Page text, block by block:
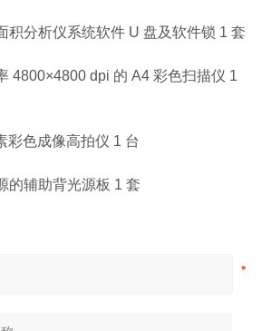
分析仪系统软件 U 盘及软件锁 1 套
dpi 的 A4 彩色扫描仪 1
色成像高拍仪 1 台
辅助背光源板 1 套